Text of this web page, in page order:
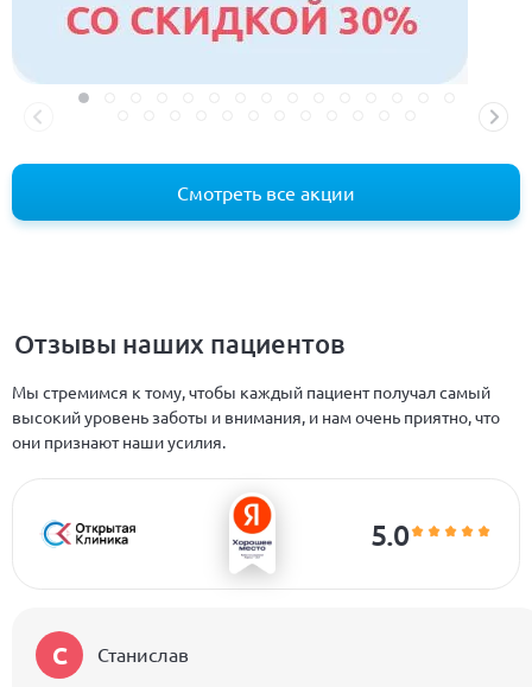
Смотреть все акции
Отзывы наших пациентов
Мы стремимся к тому, чтобы каждый пациент получал самый
высокий уровень заботы и внимания, и нам очень приятно, что
они признают наши усилия.
5.0
С Станислав